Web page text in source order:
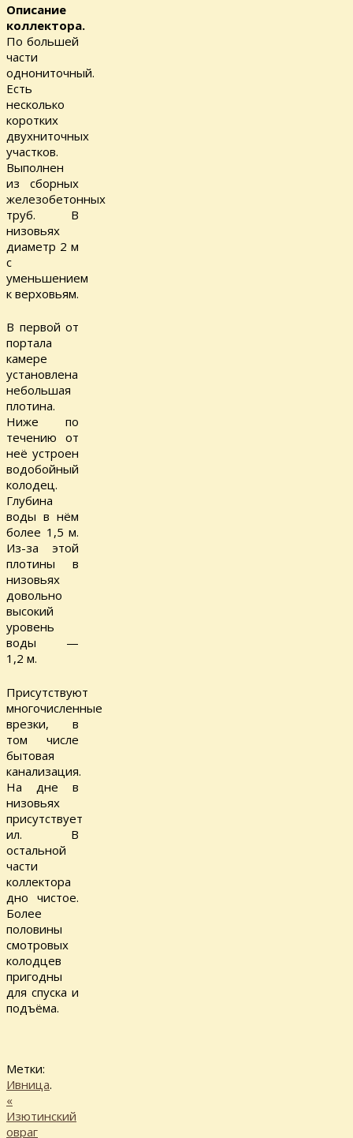
Описание
коллектора.
По большей
части
однониточный.
Есть
несколько
коротких
двухниточных
участков.
Выполнен
из сборных
железобетонных
труб. В
низовьях
диаметр 2 м
с
уменьшением
к верховьям.
В первой от
портала
камере
установлена
небольшая
плотина.
Ниже по
течению от
неё устроен
водобойный
колодец.
Глубина
воды в нём
более 1,5 м.
Из-за этой
плотины в
низовьях
довольно
высокий
уровень
воды —
1,2 м.
Присутствуют
многочисленные
врезки, в
том числе
бытовая
канализация.
На дне в
низовьях
присутствует
ил. В
остальной
части
коллектора
дно чистое.
Более
половины
смотровых
колодцев
пригодны
для спуска и
подъёма.
Метки:
Ивница.
«
Изютинский
овраг